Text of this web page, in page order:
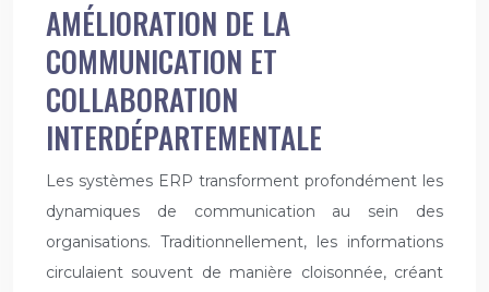
AMÉLIORATION DE LA
COMMUNICATION ET
COLLABORATION
INTERDÉPARTEMENTALE
Les systèmes ERP transforment profondément les
dynamiques de communication au sein des
organisations. Traditionnellement, les informations
circulaient souvent de manière cloisonnée, créant